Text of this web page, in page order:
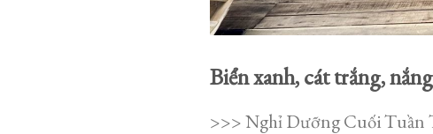
Biển xanh, cát trắng,
>>> Nghỉ Dưỡng Cuối Tuần